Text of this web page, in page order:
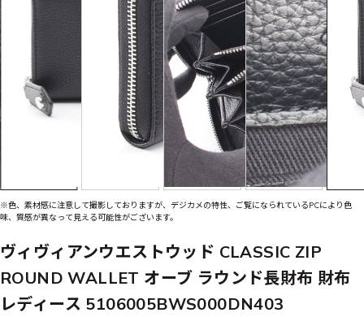
※色、素材感に注意して撮影しておりますが、デジカメの特性、ご覧になられているPCにより色
味、質感が異なって見える可能性がございます。
ヴィヴィアンウエストウッド CLASSIC ZIP
ROUND WALLET オーブ ラウンド長財布 財布
レディース 5106005BWS000DN403